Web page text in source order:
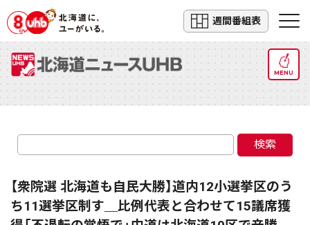
週間番組表
MENU
検索
【衆院選 北海道も自民大勝】道内12小選挙区のう
ち11選挙区制す＿比例代表と合わせて15議席獲